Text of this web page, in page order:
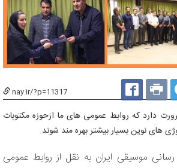
nay.ir/?p=11317
دارد که روابط عمومی های ما ازحوزه مکتوبات
های نوین بسیار بیشتر بهره مند شوند.
موسیقی ایران به نقل از روابط عمومی